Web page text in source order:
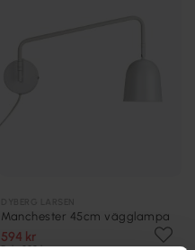
Manchester 45cm vägglampa
594 kr